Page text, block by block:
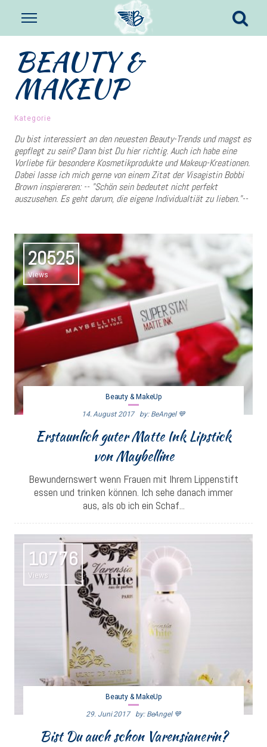
BEAUTY &
MAKEUP
Kategorie
Du bist interessiert an den neuesten Beauty-Trends und magst es
gepflegt zu sein? Dann bist Du hier richtig. Auch ich habe eine
Vorliebe für besondere Kosmetikprodukte und Makeup-Kreationen.
Dabei lasse ich mich gerne von einem Zitat der Visagistin Bobbi
Brown inspiereren: -- "Schön sein bedeutet nicht perfekt
auszusehen. Es geht darum, die eigene Individualtiät zu lieben."--
20525
Views
Beauty & MakeUp
14. August 2017 By: BeAngel 💙
Erstaunlich guter Matte Ink Lipstick
von Maybelline
Bewundernswert wenn Frauen mit Ihrem Lippenstift
essen und trinken können. Ich sehe danach immer
aus, als ob ich ein Schaf...
10776
Views
Beauty & MakeUp
29. Juni 2017 By: BeAngel 💙
Bist Du auch schon Varensianerin?